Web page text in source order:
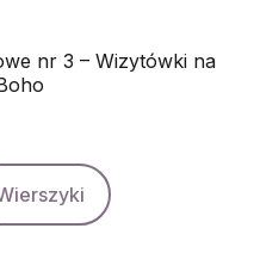
nr 3 – Wizytówki na